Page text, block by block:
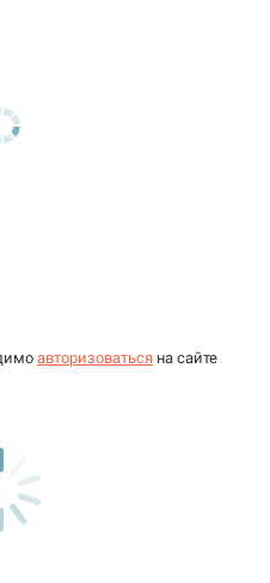
авторизоваться на сайте